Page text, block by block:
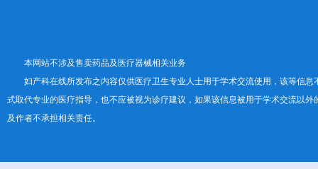
本网站不涉及售卖药品及医疗器械相关业务
妇产科在线所发布之内容仅供医疗卫生专业人士用于学术交流使用，该等信息
式取代专业的医疗指导，也不应被视为诊疗建议，如果该信息被用于学术交流以外
及作者不承担相关责任。